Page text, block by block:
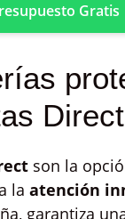
Gratis
son la
la atención
garantiza